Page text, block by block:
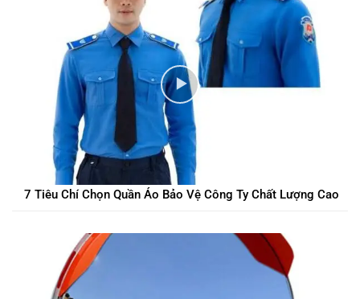
7 Tiêu Chí Chọn Quần Áo Bảo Vệ Công Ty Chất Lượng Cao